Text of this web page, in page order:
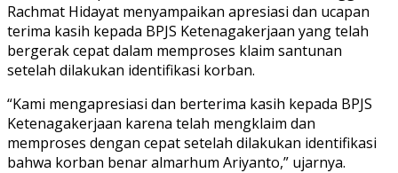
Rachmat Hidayat menyampaikan apresiasi dan ucapan
terima kasih kepada BPJS Ketenagakerjaan yang telah
bergerak cepat dalam memproses klaim santunan
setelah dilakukan identifikasi korban.
“Kami mengapresiasi dan berterima kasih kepada BPJS
Ketenagakerjaan karena telah mengklaim dan
memproses dengan cepat setelah dilakukan identifikasi
bahwa korban benar almarhum Ariyanto,” ujarnya.